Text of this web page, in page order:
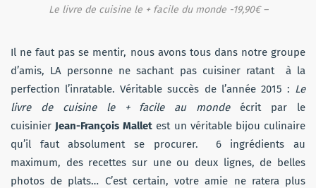
Le livre de cuisine le + facile du monde -19,90€ –
Il ne faut pas se mentir, nous avons tous dans notre groupe
d’amis, LA personne ne sachant pas cuisiner ratant à la
perfection l’inratable. Véritable succès de l’année 2015 : Le
livre de cuisine le + facile au mondeécrit par le
cuisinier Jean-François Mallet est un véritable bijou culinaire
qu’il faut absolument se procurer. 6 ingrédients au
maximum, des recettes sur une ou deux lignes, de belles
photos de plats… C’est certain, votre amie ne ratera plus